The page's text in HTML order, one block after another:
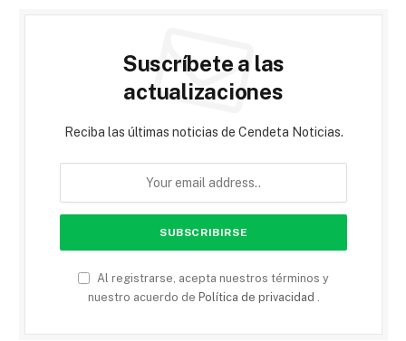
Suscríbete a las
actualizaciones
Reciba las últimas noticias de Cendeta Noticias.
Al registrarse, acepta nuestros términos y
nuestro acuerdo de Política de privacidad